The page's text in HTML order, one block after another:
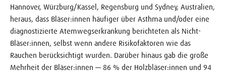
Hannover, Würzburg/Kassel, Regensburg und Sydney, Australien,
heraus, dass Bläser:innen häufiger über Asthma und/oder eine
diagnostizierte Atemwegserkrankung berichteten als Nicht-
Bläser:innen, selbst wenn andere Risikofaktoren wie das
Rauchen berücksichtigt wurden. Darüber hinaus gab die große
Mehrheit der Bläser:innen — 86 % der Holzbläser:innen und 94